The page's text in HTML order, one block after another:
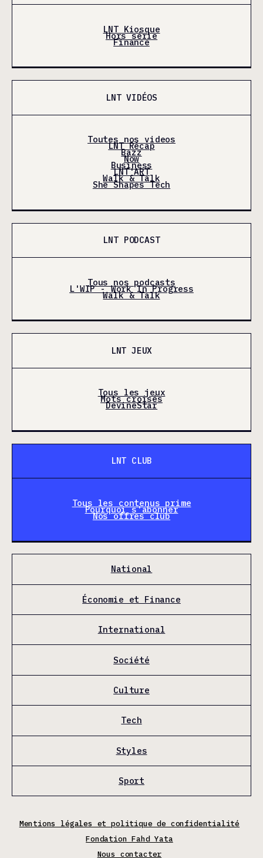
LNT Kiosque
Hors série
Finance
LNT VIDÉOS
Toutes nos videos
LNT Récap
Bazz
Now
Business
LNT'ART
Walk & Talk
She Shapes Tech
LNT PODCAST
Tous nos podcasts
L'WIP - Work In Progress
Walk & Talk
LNT JEUX
Tous les jeux
Mots croisés
DevineStar
LNT CLUB
Tous les contenus prime
Pourquoi s'abonner
Nos offres club
National
Économie et Finance
International
Société
Culture
Tech
Styles
Sport
Mentions légales et politique de confidentialité
Fondation Fahd Yata
Nous contacter